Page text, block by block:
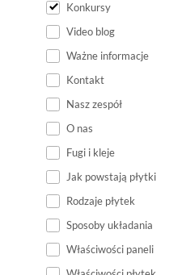
Konkursy
Video blog
Ważne informacje
Kontakt
Nasz zespół
O nas
Fugi i kleje
Jak powstają płytki
Rodzaje płytek
Sposoby układania
Właściwości paneli